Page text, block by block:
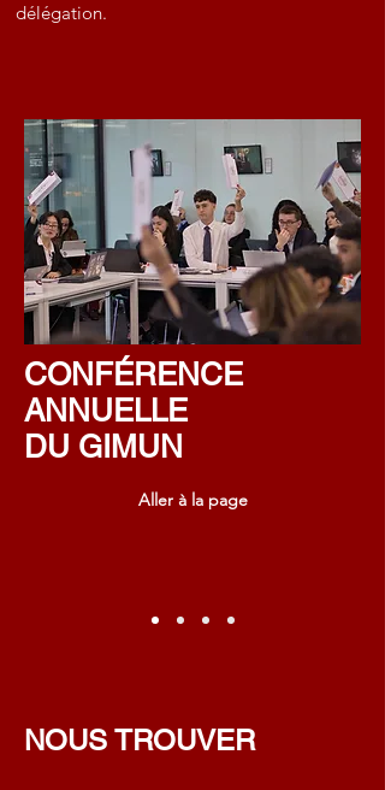
délégation.
CONFÉRENCE
ANNUELLE
DU GIMUN
Aller à la page
NOUS TROUVER